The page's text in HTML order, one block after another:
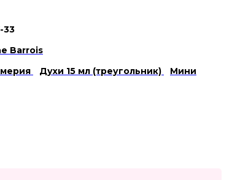
33
Barrois
Духи 15 мл (треугольник)
Мини